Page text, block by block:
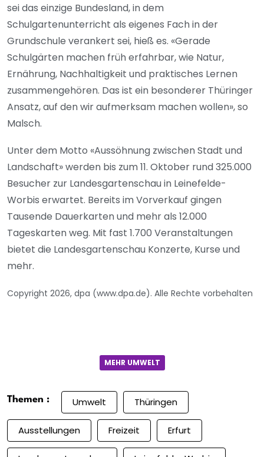
sei das einzige Bundesland, in dem
Schulgartenunterricht als eigenes Fach in der
Grundschule verankert sei, hieß es. «Gerade
Schulgärten machen früh erfahrbar, wie Natur,
Ernährung, Nachhaltigkeit und praktisches Lernen
zusammengehören. Das ist ein besonderer Thüringer
Ansatz, auf den wir aufmerksam machen wollen», so
Malsch.
Unter dem Motto «Aussöhnung zwischen Stadt und
Landschaft» werden bis zum 11. Oktober rund 325.000
Besucher zur Landesgartenschau in Leinefelde-
Worbis erwartet. Bereits im Vorverkauf gingen
Tausende Dauerkarten und mehr als 12.000
Tageskarten weg. Mit fast 1.700 Veranstaltungen
bietet die Landesgartenschau Konzerte, Kurse und
mehr.
Copyright 2026, dpa (www.dpa.de). Alle Rechte vorbehalten
MEHR UMWELT
Themen : Umwelt Thüringen
Ausstellungen Freizeit Erfurt